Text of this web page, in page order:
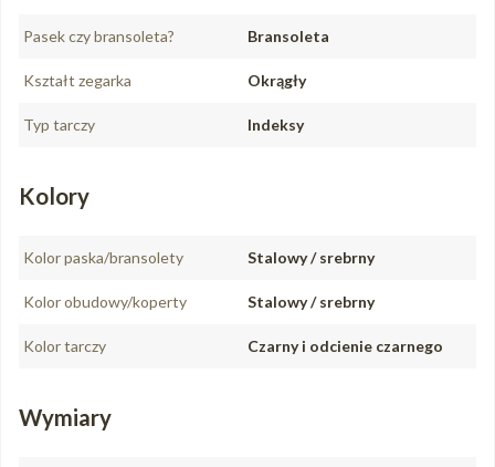
Pasek czy bransoleta? Bransoleta
Kształt zegarka Okrągły
Typ tarczy Indeksy
Kolory
Kolor paska/bransolety Stalowy / srebrny
Kolor obudowy/koperty Stalowy / srebrny
Kolor tarczy Czarny i odcienie czarnego
Wymiary